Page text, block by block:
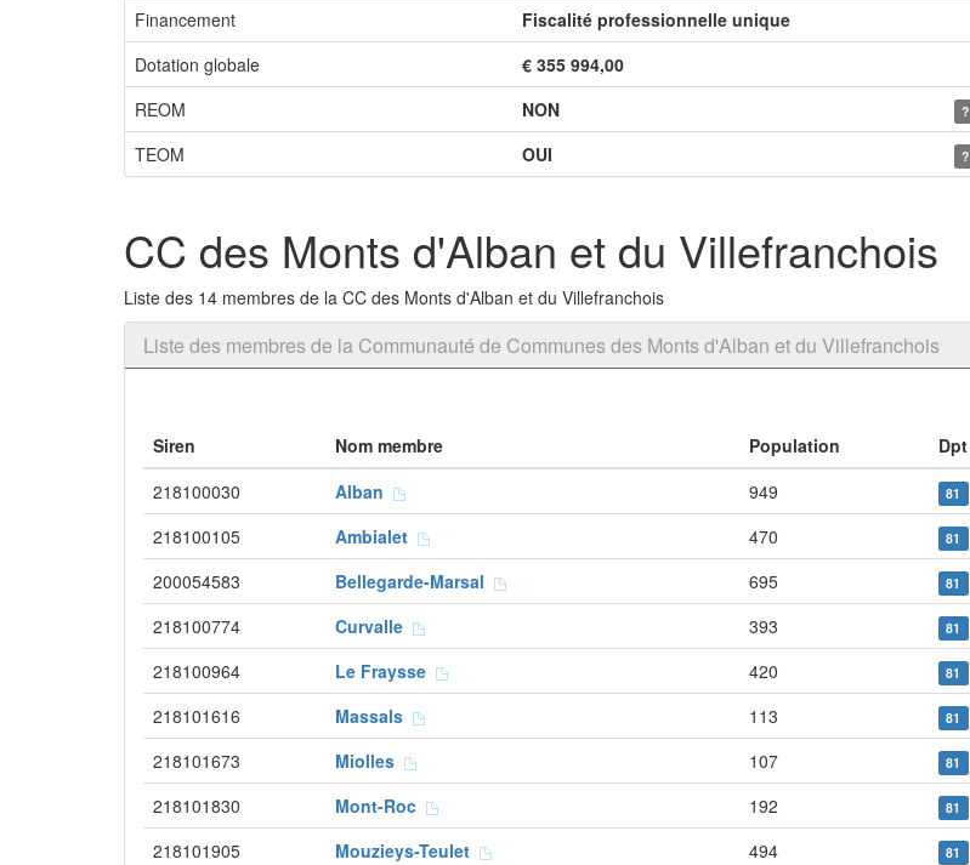
Financement
Fiscalité professionnelle unique
Dotation globale
€ 355 994,00
REOM
NON ?
TEOM OUI ?
CC des Monts d'Alban et du Villefranchois
Liste des 14 membres de la CC des Monts d'Alban et du Villefranchois
Liste des membres de la Communauté de Communes des Monts d'Alban et du Villefranchois
Siren Nom membre Population
Dpt
218100030
Alban 949 81
218100105 Ambialet 470 81
200054583 Bellegarde-Marsal 695 81
218100774 Curvalle 393 81
218100964 Le Fraysse 420 81
218101616 Massals 113 81
218101673 Miolles 107 81
218101830 Mont-Roc 192 81
218101905 Mouzieys-Teulet 494 81